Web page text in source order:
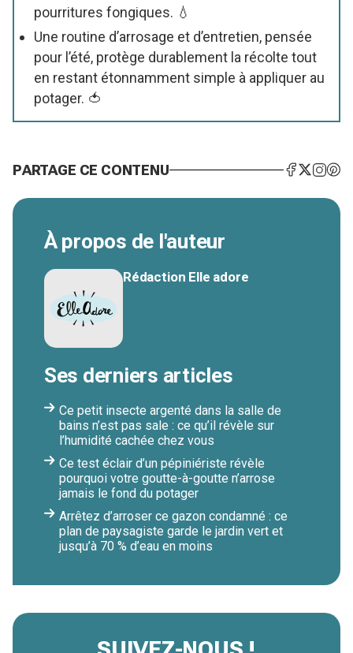
pourritures fongiques. 💧
Une routine d’arrosage et d’entretien, pensée
pour l’été, protège durablement la récolte tout
en restant étonnamment simple à appliquer au
potager. 🍅
PARTAGE CE CONTENU
À propos de l'auteur
Rédaction Elle adore
Ses derniers articles
Ce petit insecte argenté dans la salle de
bains n’est pas sale : ce qu’il révèle sur
l’humidité cachée chez vous
Ce test éclair d’un pépiniériste révèle
pourquoi votre goutte-à-goutte n’arrose
jamais le fond du potager
Arrêtez d’arroser ce gazon condamné : ce
plan de paysagiste garde le jardin vert et
jusqu’à 70 % d’eau en moins